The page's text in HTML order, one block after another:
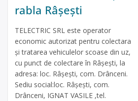
rabla Râșești
TELECTRIC SRL este operator
economic autorizat pentru colectara
și tratarea vehiculelor scoase din uz,
cu punct de colectare în Râșești, la
adresa: loc. Râșești, com. Drânceni.
Sediu social:loc. Râșești, com.
Drânceni, IGNAT VASILE ,tel.